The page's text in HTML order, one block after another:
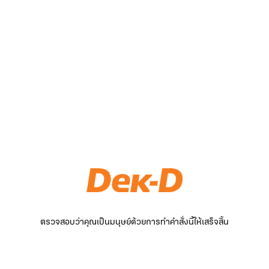
ตรวจสอบว่าคุณเป็นมนุษย์ด้วยการทำคำสั่งนี้ให้เสร็จสิ้น